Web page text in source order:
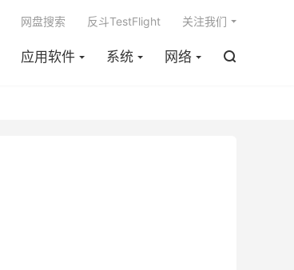
应用软件 系统 网络 
网盘搜索 反斗TestFlight 关注我们